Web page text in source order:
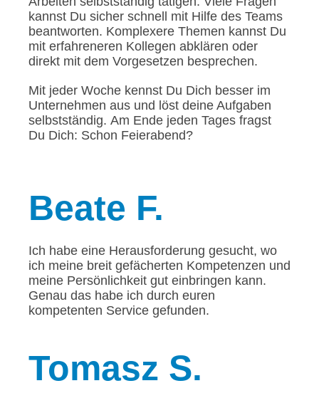
kannst Du sicher schnell mit Hilfe des Teams
beantworten. Komplexere Themen kannst Du
mit erfahreneren Kollegen abklären oder
direkt mit dem Vorgesetzen besprechen.
Mit jeder Woche kennst Du Dich besser im
Unternehmen aus und löst deine Aufgaben
selbstständig. Am Ende jeden Tages fragst
Du Dich: Schon Feierabend?
Beate F.
Ich habe eine Herausforderung gesucht, wo
ich meine breit gefächerten Kompetenzen und
meine Persönlichkeit gut einbringen kann.
Genau das habe ich durch euren
kompetenten Service gefunden.
Tomasz S.